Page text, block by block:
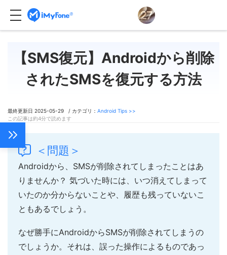
【SMS復元】Androidから削除
されたSMSを復元する方法
最終更新日 2025-05-29 / カテゴリ： Android Tips >>
この記事は約4分で読めます
＜問題＞
Androidから、SMSが削除されてしまったことはあ
りませんか？ 気づいた時には、いつ消えてしまって
いたのか分からないことや、履歴も残っていないこ
ともあるでしょう。
なぜ勝手にAndroidからSMSが削除されてしまうの
でしょうか。それは、誤った操作によるものであっ